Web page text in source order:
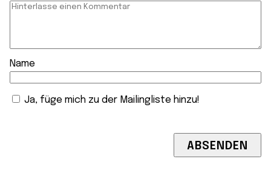
Name
Ja, füge mich zu der Mailingliste hinzu!